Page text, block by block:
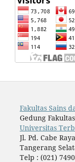
Fakultas Sains
Gedung
Universitas
Jl. Pd. Cabe
Tangerang
Telp : (021)